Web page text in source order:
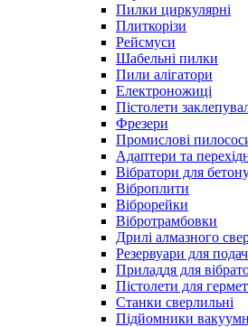
Пилки циркулярні
Плиткорізи
Рейсмуси
Шабельні пилки
Пили алігатори
Електроножиці
Пістолети
Фрезери
Промислові
Адаптери та
Вібратори для
Віброплити
Віброрейки
Вібротрамбовки
Дрилі алмазного
Резервуари для
Приладдя для
Пістолети для
Станки сверлильні
Підйомники